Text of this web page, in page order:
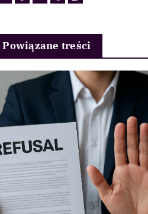
Powiązane treści